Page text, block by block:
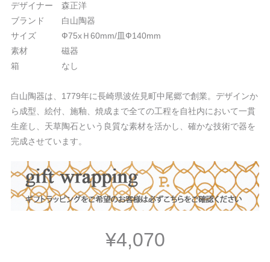
デザイナー 森正洋
ブランド 白山陶器
サイズ Ф75xＨ60mm/皿Ф140mm
素材 磁器
箱 なし
白山陶器は、1779年に長崎県波佐見町中尾郷で創業。デザインか
ら成型、絵付、施釉、焼成まで全ての工程を自社内において一貫
生産し、天草陶石という良質な素材を活かし、確かな技術で器を
完成させています。
¥4,070